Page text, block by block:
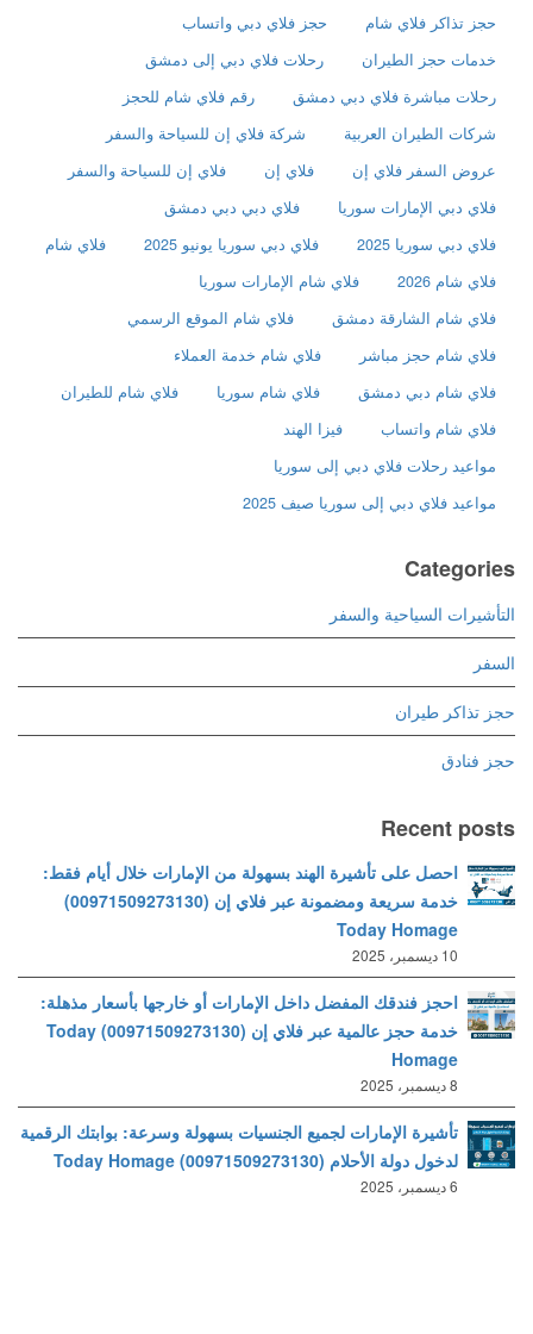
حجز تذاكر فلاي شام
حجز فلاي دبي واتساب
خدمات حجز الطيران
رحلات فلاي دبي إلى دمشق
رحلات مباشرة فلاي دبي دمشق
رقم فلاي شام للحجز
شركات الطيران العربية
شركة فلاي إن للسياحة والسفر
عروض السفر فلاي إن
فلاي إن
فلاي إن للسياحة والسفر
فلاي دبي الإمارات سوريا
فلاي دبي دبي دمشق
فلاي دبي سوريا 2025
فلاي دبي سوريا يونيو 2025
فلاي شام
فلاي شام 2026
فلاي شام الإمارات سوريا
فلاي شام الشارقة دمشق
فلاي شام الموقع الرسمي
فلاي شام حجز مباشر
فلاي شام خدمة العملاء
فلاي شام دبي دمشق
فلاي شام سوريا
فلاي شام للطيران
فلاي شام واتساب
فيزا الهند
مواعيد رحلات فلاي دبي إلى سوريا
مواعيد فلاي دبي إلى سوريا صيف 2025
Categories
التأشيرات السياحية والسفر
السفر
حجز تذاكر طيران
حجز فنادق
Recent posts
احصل على تأشيرة الهند بسهولة من الإمارات خلال أيام فقط:
خدمة سريعة ومضمونة عبر فلاي إن (00971509273130)
Today Homage
10 ديسمبر، 2025
احجز فندقك المفضل داخل الإمارات أو خارجها بأسعار مذهلة:
خدمة حجز عالمية عبر فلاي إن (00971509273130) Today
Homage
8 ديسمبر، 2025
تأشيرة الإمارات لجميع الجنسيات بسهولة وسرعة: بوابتك الرقمية
لدخول دولة الأحلام (00971509273130) Today Homage
6 ديسمبر، 2025